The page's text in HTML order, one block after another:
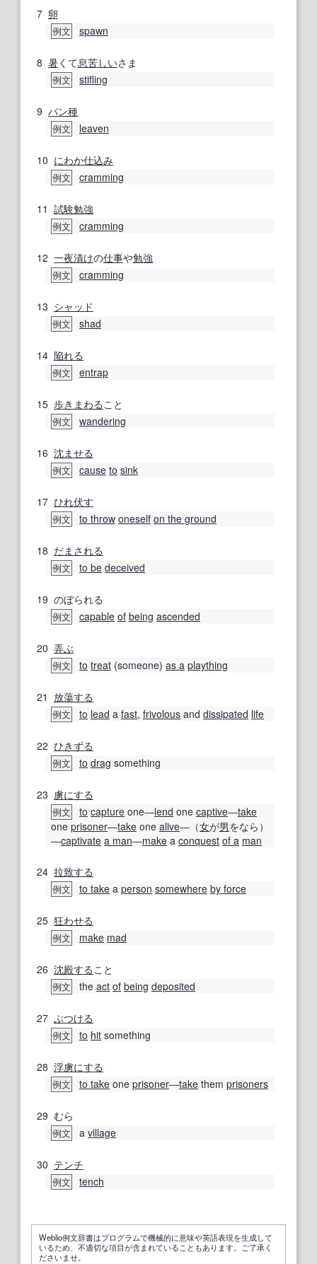
7 卵
例文 spawn
8 暑くて息苦しいさま
例文 stifling
9 バン種
例文 leaven
10 にわか仕込み
例文 cramming
11 試験勉強
例文 cramming
12 一夜漬けの仕事や勉強
例文 cramming
13 シャッド
例文 shad
14 陥れる
例文 entrap
15 歩きまわること
例文 wandering
16 沈ませる
例文 cause to sink
17 ひれ伏す
例文 to throw oneself on the ground
18 だまされる
例文 to be deceived
19 のぼられる
例文 capable of being ascended
20 弄ぶ
例文 to treat (someone) as a plaything
21 放蕩する
例文 to lead a fast, frivolous and dissipated life
22 ひきずる
例文 to drag something
23 虜にする
例文 to capture one―lend one captive―take
one prisoner―take one alive―（女が男をなら）
―captivate a man―make a conquest of a man
24 拉致する
例文 to take a person somewhere by force
25 狂わせる
例文 make mad
26 沈殿すること
例文 the act of being deposited
27 ぶつける
例文 to hit something
28 浮虜にする
例文 to take one prisoner―take them prisoners
29 むら
例文 a village
30 テンチ
例文 tench
Weblio例文辞書はプログラムで機械的に意味や英語表現を生成して
いるため、不適切な項目が含まれていることもあります。ご了承く
ださいませ。